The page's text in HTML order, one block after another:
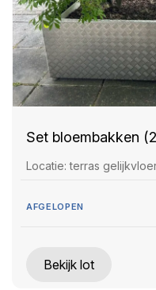
Set bloembakken
Locatie: terras
AFGELOPEN
Bekijk lot